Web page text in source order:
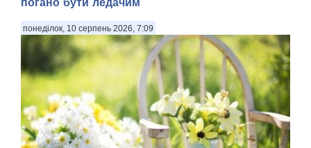
понеділок, 10 серпень 2026, 7:09